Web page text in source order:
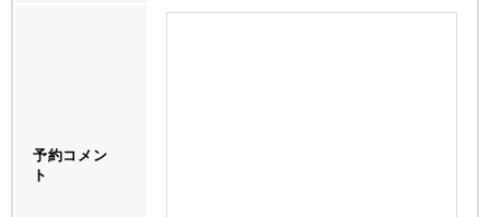
予約コメン
ト